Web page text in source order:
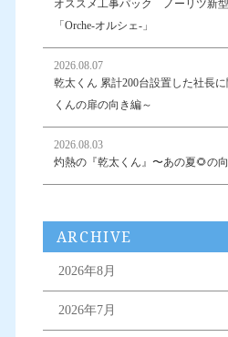
オススメ工事パック ノーリツ新
「Orche-オルシェ-」
2026.08.07
乾太くん 累計200台設置した社長
くんの扉の向き編～
2026.08.03
灼熱の『乾太くん』〜あの夏🌻の
ARCHIVE
2026年8月
2026年7月